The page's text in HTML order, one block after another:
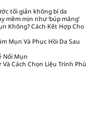
tối giản không bí da
mềm mịn như ‘búp măng’
Không? Cách Kết Hợp Cho
Mụn Và Phục Hồi Da Sau
Nổi Mụn
Cách Chọn Liệu Trình Phù